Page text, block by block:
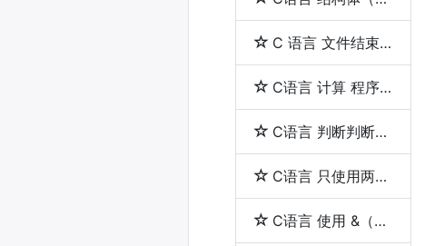
C 语言 文件结束（EOF）
C语言 计算 程序的执行时间
C语言 判断判断用户输入的是否是一个整数
C语言 只使用两个指针反转一个单向链表
C语言 使用 &（取地址符）和 *（解引用符）